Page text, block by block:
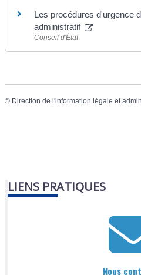
Les procédures d'urgence
administratif
Conseil d'État
© Direction de l'information légale et
LIENS PRATIQUES
Nous